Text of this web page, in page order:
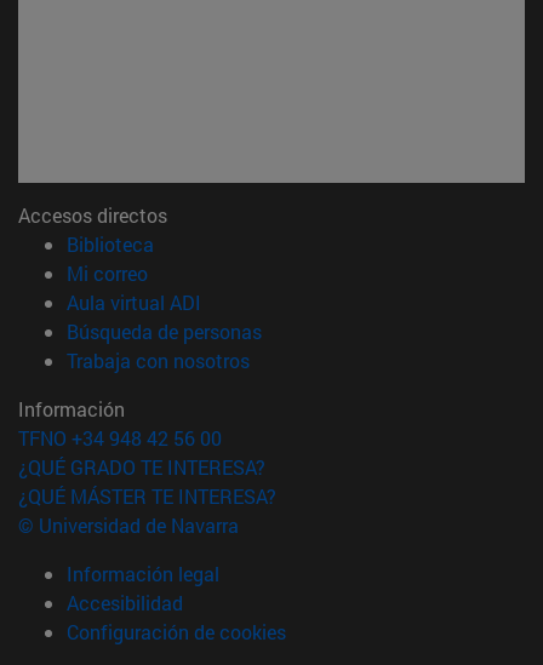
Accesos directos
Biblioteca
Mi correo(abre en nueva ventana)
Aula virtual ADI
Búsqueda de personas(abre en nueva ventana)
Trabaja con nosotros(abre en nueva ventana)
Información
TFNO +34 948 42 56 00
¿QUÉ GRADO TE INTERESA?
¿QUÉ MÁSTER TE INTERESA?
© Universidad de Navarra
Información legal
Accesibilidad
Configuración de cookies